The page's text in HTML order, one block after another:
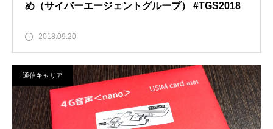
め（サイバーエージェントグループ） #TGS2018
2018.09.20
通信キャリア